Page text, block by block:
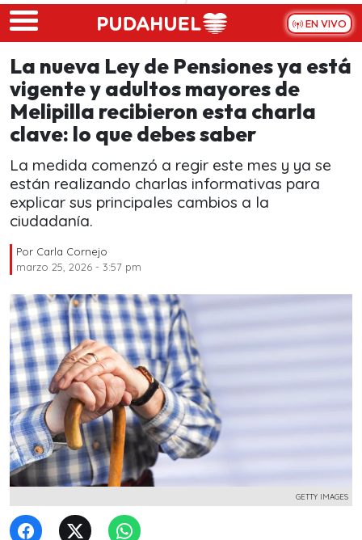
Skip to main content
EN VIVO
La nueva Ley de Pensiones ya está
vigente y adultos mayores de
Melipilla recibieron esta charla
clave: lo que debes saber
La medida comenzó a regir este mes y ya se
están realizando charlas informativas para
explicar sus principales cambios a la
ciudadanía.
Por Carla Cornejo
marzo 25, 2026 - 3:57 pm
GETTY IMAGES